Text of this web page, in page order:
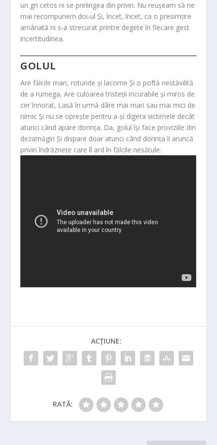
un gri cetos ni se prelingea din priviri. Nu reușeam să ne
mai recompunem doi-ul Și, încet, încet, ca o presimțire
amânată ni s-a strecurat printre degete în fiecare gest
incertitudinea.
GOLUL
Are fălcile mari, rotunde și lacome Și o poftă nestăvilită
de a rumega, Are culoarea tristeții incurabile și miros de
cer înnorat, Lasă în urmă dâre mai mari sau mai mici de
nimic Și nu se oprește pentru a-și digera victimele decât
atunci când apare dorința. Da, golul își face proviziile din
dezamăgiri Și dispare doar atunci când dorința îi aruncă
priviri îndrăznețe care îl ard în fălcile nesătule.
ACȚIUNE:
RATĂ: